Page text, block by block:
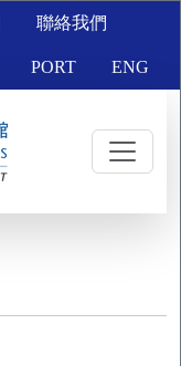
聯絡我們
PORT ENG